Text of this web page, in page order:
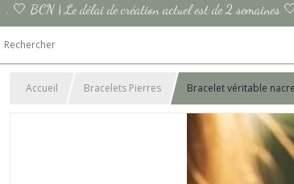
. 🤍 BCN | Le délai de création actuel est de 2 semaines
Accueil Bracelets Pierres Bracelet véritable